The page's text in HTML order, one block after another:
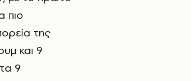
πιο
της
και 9
9